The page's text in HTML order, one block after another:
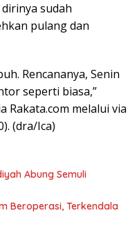
sudah
pulang dan
Rencananya, Senin
seperti biasa,”
Rakata.com melalui via
(dra/Ica)
Abung Semuli
Beroperasi, Terkendala